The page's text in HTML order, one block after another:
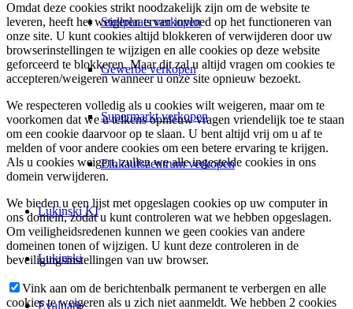
Stellplaats verkopen
Gewerbe verkopen
Supermarkt verkopen
Einkaufszentrum verkopen
Lukinski KI
Lukinski
Evaluatie
Omdat deze cookies strikt noodzakelijk zijn om de website te
leveren, heeft het weigeren ervan invloed op het functioneren van
onze site. U kunt cookies altijd blokkeren of verwijderen door uw
browserinstellingen te wijzigen en alle cookies op deze website
geforceerd te blokkeren. Maar dit zal u altijd vragen om cookies te
accepteren/weigeren wanneer u onze site opnieuw bezoekt.
We respecteren volledig als u cookies wilt weigeren, maar om te
voorkomen dat we u telkens opnieuw vragen vriendelijk toe te staan
om een cookie daarvoor op te slaan. U bent altijd vrij om u af te
melden of voor andere cookies om een betere ervaring te krijgen.
Als u cookies weigert, zullen we alle ingestelde cookies in ons
domein verwijderen.
We bieden u een lijst met opgeslagen cookies op uw computer in
ons domein, zodat u kunt controleren wat we hebben opgeslagen.
Om veiligheidsredenen kunnen we geen cookies van andere
domeinen tonen of wijzigen. U kunt deze controleren in de
beveiligingsinstellingen van uw browser.
Vink aan om de berichtenbalk permanent te verbergen en alle
cookies te weigeren als u zich niet aanmeldt. We hebben 2 cookies